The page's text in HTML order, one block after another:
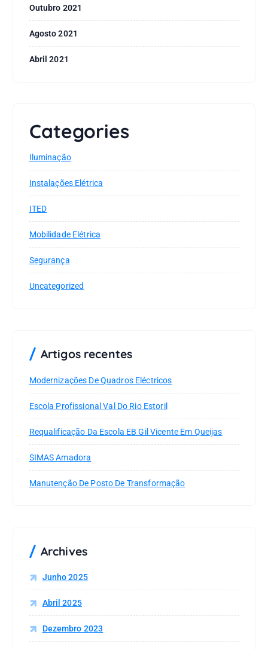
Outubro 2021
Agosto 2021
Abril 2021
Categories
Iluminação
Instalações Elétrica
ITED
Mobilidade Elétrica
Segurança
Uncategorized
Artigos recentes
Modernizações De Quadros Eléctricos
Escola Profissional Val Do Rio Estoril
Requalificação Da Escola EB Gil Vicente Em Queijas
SIMAS Amadora
Manutenção De Posto De Transformação
Archives
Junho 2025
Abril 2025
Dezembro 2023